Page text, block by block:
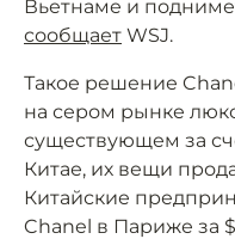
Вьетнаме и
сообщает WSJ.
Такое решение
на сером рынке
существующем за
Китае, их вещи
Китайские
Chanel в Париже за